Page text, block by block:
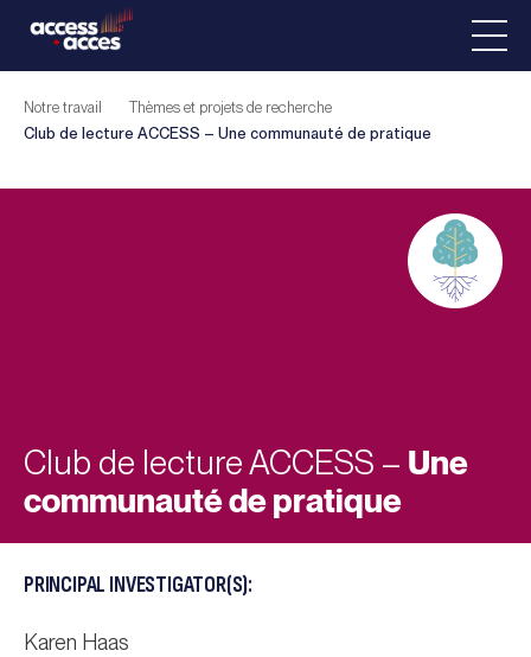
Notre travail
Thèmes et projets de recherche
Club de lecture ACCESS – Une communauté de pratique
Club de lecture ACCESS – Une
communauté de pratique
PRINCIPAL INVESTIGATOR(S):
Karen Haas